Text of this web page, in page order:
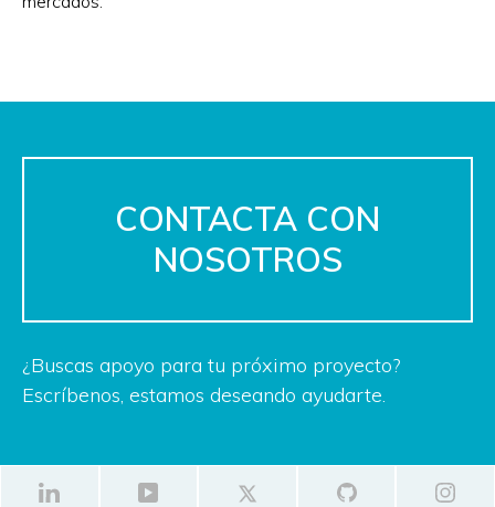
CONTACTA CON
NOSOTROS
¿Buscas apoyo para tu próximo proyecto?
Escríbenos, estamos deseando ayudarte.